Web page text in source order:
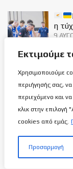
Εκτιμούμε
Χρησιμοποιούμε
περιήγησής σας,
περιεχόμενο και
κλικ στην
cookies από εμάς.
Προσαρμογή
η
9
8